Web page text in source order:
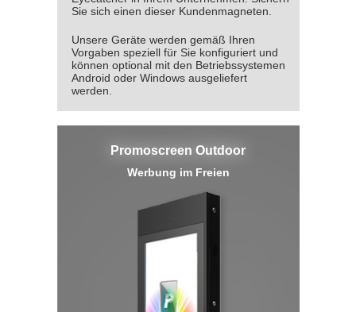
Sie sich einen dieser Kundenmagneten.
Unsere Geräte werden gemäß Ihren
Vorgaben speziell für Sie konfiguriert und
können optional mit den Betriebssystemen
Android oder Windows ausgeliefert
werden.
Promoscreen Outdoor
Werbung im Freien